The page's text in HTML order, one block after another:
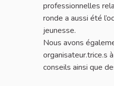
professionnelles
ronde a aussi été
jeunesse.
Nous avons
organisateur.trice.s
conseils ainsi que